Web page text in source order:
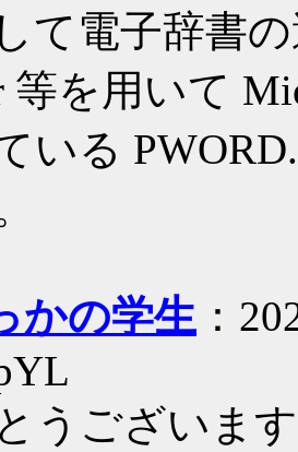
て電子辞書
等を用いて
いる
かの学生 ：
うございま